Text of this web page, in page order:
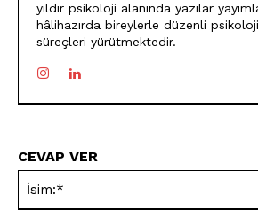
yıldır psikoloji alanında yazılar
hâlihazırda bireylerle düzenli
süreçleri yürütmektedir.
CEVAP VER